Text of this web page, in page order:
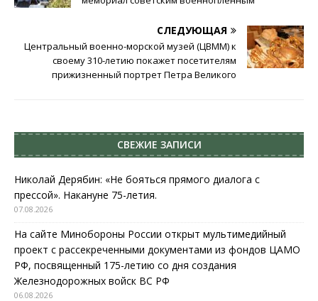
СЛЕДУЮЩАЯ
Центральный военно-морской музей (ЦВММ) к
своему 310-летию покажет посетителям
прижизненный портрет Петра Великого
СВЕЖИЕ ЗАПИСИ
Николай Дерябин: «Не бояться прямого диалога с
прессой». Накануне 75-летия.
07.08.2026
На сайте Минобороны России открыт мультимедийный
проект с рассекреченными документами из фондов ЦАМО
РФ, посвященный 175-летию со дня создания
Железнодорожных войск ВС РФ
06.08.2026